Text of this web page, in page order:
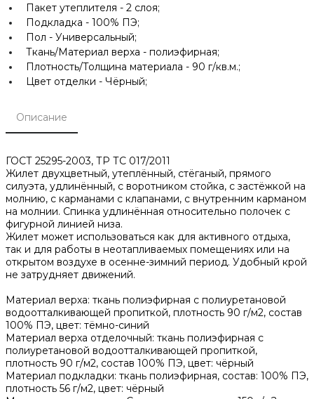
Пакет утеплителя - 2 слоя;
Подкладка - 100% ПЭ;
Пол - Универсальный;
Ткань/Материал верха - полиэфирная;
Плотность/Толщина материала - 90 г/кв.м.;
Цвет отделки - Чёрный;
Описание
ГОСТ 25295-2003, ТР ТС 017/2011
Жилет двухцветный, утеплённый, стёганый, прямого
силуэта, удлинённый, с воротником стойка, с застёжкой на
молнию, с карманами с клапанами, с внутренним карманом
на молнии. Спинка удлинённая относительно полочек с
фигурной линией низа.
Жилет может использоваться как для активного отдыха,
так и для работы в неотапливаемых помещениях или на
открытом воздухе в осенне-зимний период. Удобный крой
не затрудняет движений.
Материал верха: ткань полиэфирная с полиуретановой
водоотталкивающей пропиткой, плотность 90 г/м2, состав
100% ПЭ, цвет: тёмно-синий
Материал верха отделочный: ткань полиэфирная с
полиуретановой водоотталкивающей пропиткой,
плотность 90 г/м2, состав 100% ПЭ, цвет: чёрный
Материал подкладки: ткань полиэфирная, состав: 100% ПЭ,
плотность 56 г/м2, цвет: чёрный